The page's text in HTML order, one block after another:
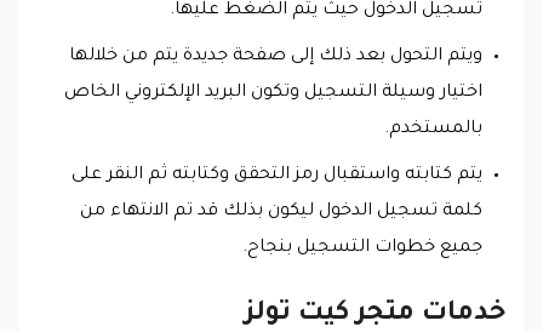
تسجيل الدخول حيث يتم الضغط عليها.
ويتم التحول بعد ذلك إلى صفحة جديدة يتم من خلالها
اختيار وسيلة التسجيل وتكون البريد الإلكتروني الخاص
بالمستخدم.
يتم كتابته واستقبال رمز التحقق وكتابته ثم النقر على
كلمة تسجيل الدخول ليكون بذلك قد تم الانتهاء من
جميع خطوات التسجيل بنجاح.
خدمات متجر كيت تولز